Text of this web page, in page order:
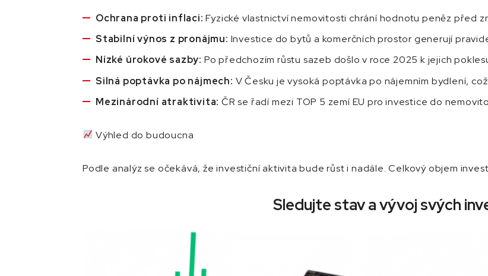
Ochrana proti inflaci: Fyzické vlastnictví nemovitosti chrání hodnotu peněz před
Stabilní výnos z pronájmu: Investice do bytů a komerčních prostor generují
Nízké úrokové sazby: Po předchozím růstu sazeb došlo v roce 2025 k jejich
Silná poptávka po nájmech: V Česku je vysoká poptávka po nájemním bydlení,
Mezinárodní atraktivita: ČR se řadí mezi TOP 5 zemí EU pro investice do
Výhled do budoucna
Podle analýz se očekává, že investiční aktivita bude růst i nadále. Celkový objem
Sledujte stav a vývoj svých